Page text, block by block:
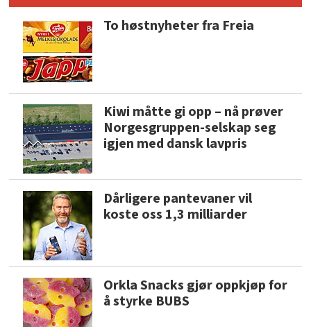
To høstnyheter fra Freia
Kiwi måtte gi opp – nå prøver
Norgesgruppen-selskap seg
igjen med dansk lavpris
Dårligere pantevaner vil
koste oss 1,3 milliarder
Orkla Snacks gjør oppkjøp for
å styrke BUBS